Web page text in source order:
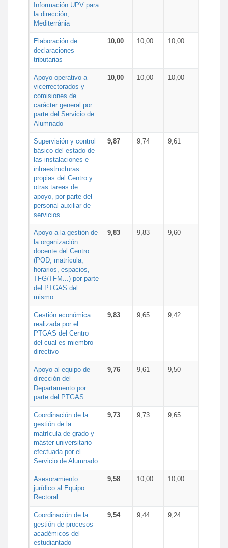
Información UPV para
la dirección,
Mediterrània
Elaboración de
declaraciones
tributarias
10,00 10,00 10,00
Apoyo operativo a
vicerrectorados y
comisiones de
carácter general por
parte del Servicio de
Alumnado
10,00 10,00 10,00
Supervisión y control
básico del estado de
las instalaciones e
infraestructuras
propias del Centro y
otras tareas de
apoyo, por parte del
personal auxiliar de
servicios
9,87 9,74 9,61
Apoyo a la gestión de
la organización
docente del Centro
(POD, matrícula,
horarios, espacios,
TFG/TFM...) por parte
del PTGAS del
mismo
9,83 9,83 9,60
Gestión económica
realizada por el
PTGAS del Centro
del cual es miembro
directivo
9,83 9,65 9,42
Apoyo al equipo de
dirección del
Departamento por
parte del PTGAS
9,76 9,61 9,50
Coordinación de la
gestión de la
matrícula de grado y
máster universitario
efectuada por el
Servicio de Alumnado
9,73 9,73 9,65
Asesoramiento
jurídico al Equipo
Rectoral
9,58 10,00 10,00
Coordinación de la
gestión de procesos
académicos del
estudiantado
9,54 9,44 9,24